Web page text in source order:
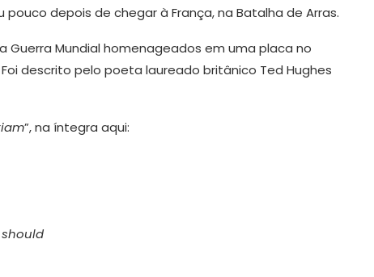
depois de chegar à França, na Batalha de Arras.
Guerra Mundial homenageados em uma placa no
descrito pelo poeta laureado britânico Ted Hughes
”, na íntegra aqui: